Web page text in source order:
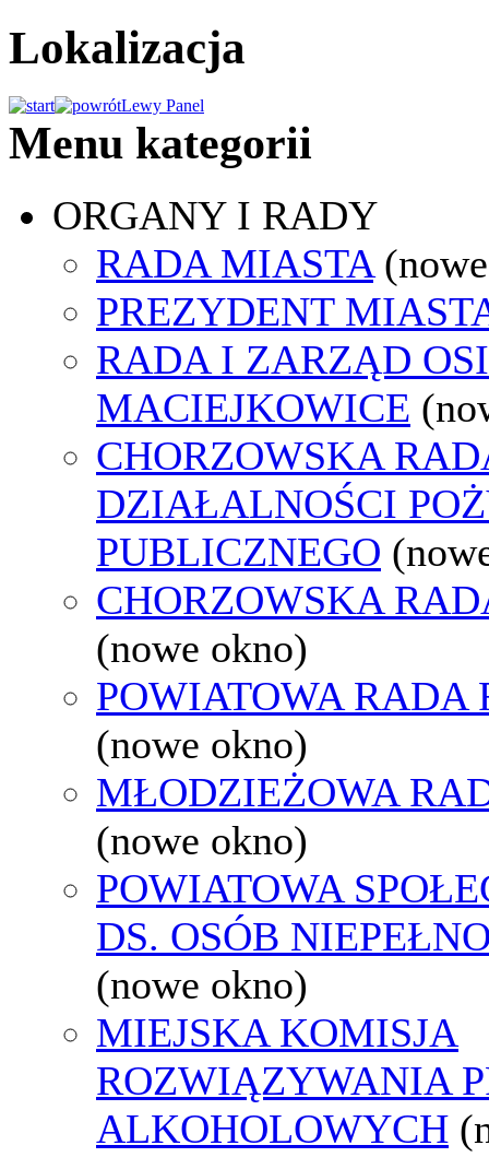
Lokalizacja
Lewy Panel
Menu kategorii
ORGANY I RADY
RADA MIASTA
PREZYDENT
RADA I ZARZĄD
MACIEJKOWICE
CHORZOWSKA
DZIAŁALNOŚCI
PUBLICZNEGO
CHORZOWSKA
(nowe okno)
POWIATOWA RADA
(nowe okno)
MŁODZIEŻOWA
(nowe okno)
POWIATOWA
DS. OSÓB
(nowe okno)
MIEJSKA KOMISJA
ROZWIĄZYWANIA
ALKOHOLOWYCH